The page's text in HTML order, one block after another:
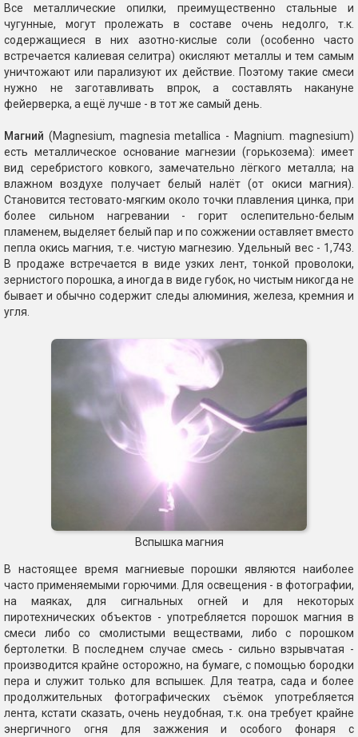
Все металлические опилки, преимущественно стальные и
чугунные, могут пролежать в составе очень недолго, т.к.
содержащиеся в них азотно-кислые соли (особенно часто
встречается калиевая селитра) окисляют металлы и тем самым
уничтожают или парализуют их действие. Поэтому такие смеси
нужно не заготавливать впрок, а составлять накануне
фейерверка, а ещё лучше - в тот же самый день.
Магний (Magnesium, magnesia metallica - Magnium. magnesium)
есть металлическое основание магнезии (горькозема): имеет
вид серебристого ковкого, замечательно лёгкого металла; на
влажном воздухе получает белый налёт (от окиси магния).
Становится тестовато-мягким около точки плавления цинка, при
более сильном нагревании - горит ослепительно-белым
пламенем, выделяет белый пар и по сожжении оставляет вместо
пепла окись магния, т.е. чистую магнезию. Удельный вес - 1,743.
В продаже встречается в виде узких лент, тонкой проволоки,
зернистого порошка, а иногда в виде губок, но чистым никогда не
бывает и обычно содержит следы алюминия, железа, кремния и
угля.
Вспышка магния
В настоящее время магниевые порошки являются наиболее
часто применяемыми горючими. Для освещения - в фотографии,
на маяках, для сигнальных огней и для некоторых
пиротехнических объектов - употребляется порошок магния в
смеси либо со смолистыми веществами, либо с порошком
бертолетки. В последнем случае смесь - сильно взрывчатая -
производится крайне осторожно, на бумаге, с помощью бородки
пера и служит только для вспышек. Для театра, сада и более
продолжительных фотографических съёмок употребляется
лента, кстати сказать, очень неудобная, т.к. она требует крайне
энергичного огня для зажжения и особого фонаря с